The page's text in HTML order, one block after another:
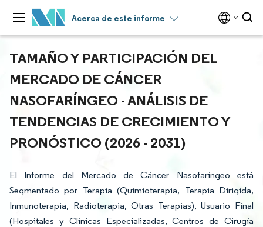
Acerca de este informe
TAMAÑO Y PARTICIPACIÓN DEL
MERCADO DE CÁNCER
NASOFARÍNGEO - ANÁLISIS DE
TENDENCIAS DE CRECIMIENTO Y
PRONÓSTICO (2026 - 2031)
El Informe del Mercado de Cáncer Nasofaríngeo está
Segmentado por Terapia (Quimioterapia, Terapia Dirigida,
Inmunoterapia, Radioterapia, Otras Terapias), Usuario Final
(Hospitales y Clínicas Especializadas, Centros de Cirugía